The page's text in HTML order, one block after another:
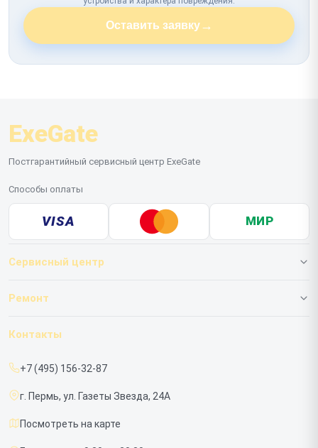
Оставить заявку→
ExeGate
Постгарантийный сервисный центр ExeGate
Способы оплаты
VISA МИР
Сервисный центр
О нашем сервисе
Срочный ремонт
Доставка и способы оплаты
Диагностика
Ремонт
ИБП
Контакты
+7 (495) 156-32-87
г. Пермь, ул. Газеты Звезда, 24А
Посмотреть на карте